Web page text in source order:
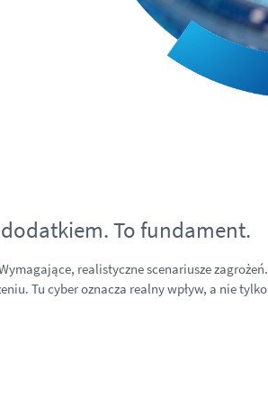
To fundament.
realistyczne scenariusze zagrożeń.
Tu cyber oznacza realny wpływ, a nie tylko